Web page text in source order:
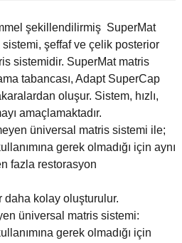
şekillendilirmiş SuperMat
sistemi, şeffaf ve çelik posterior
sistemidir. SuperMat matris
tabancası, Adapt SuperCap
oluşur. Sistem, hızlı,
amaçlamaktadır.
üniversal matris sistemi ile;
gerek olmadığı için aynı
fazla restorasyon
daha kolay oluşturulur.
üniversal matris sistemi:
gerek olmadığı için